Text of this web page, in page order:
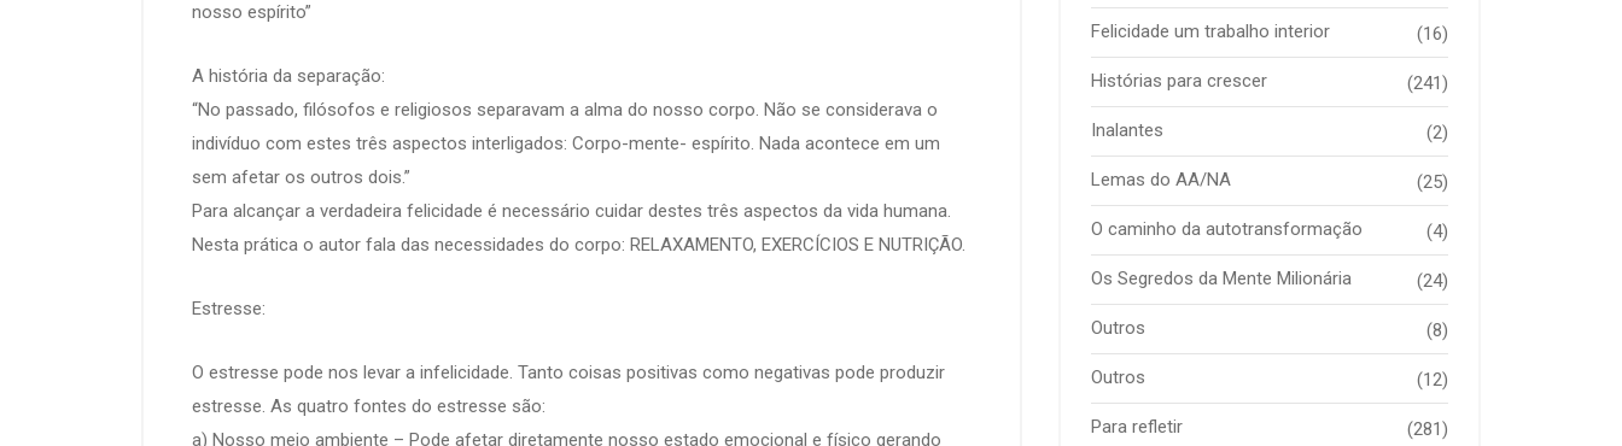
nosso espírito”
A história da separação:
“No passado, filósofos e religiosos separavam a alma do nosso corpo. Não se considerava o
indivíduo com estes três aspectos interligados: Corpo-mente- espírito. Nada acontece em um
sem afetar os outros dois.”
Para alcançar a verdadeira felicidade é necessário cuidar destes três aspectos da vida humana.
Nesta prática o autor fala das necessidades do corpo: RELAXAMENTO, EXERCÍCIOS E NUTRIÇÃO.
Estresse:
O estresse pode nos levar a infelicidade. Tanto coisas positivas como negativas pode produzir
estresse. As quatro fontes do estresse são:
a) Nosso meio ambiente – Pode afetar diretamente nosso estado emocional e físico gerando
Felicidade um trabalho interior (16)
Histórias para crescer (241)
Inalantes (2)
Lemas do AA/NA (25)
O caminho da autotransformação (4)
Os Segredos da Mente Milionária (24)
Outros (8)
Outros (12)
Para refletir (281)